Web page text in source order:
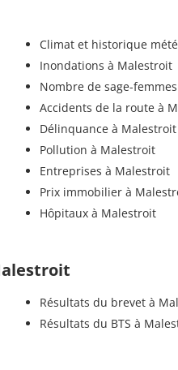
Climat et historique
Inondations à Malestroit
Nombre de sage-
Accidents de la route à
Délinquance à Malestroit
Pollution à Malestroit
Entreprises à Malestroit
Prix immobilier à
Hôpitaux à Malestroit
Résultats du brevet à
Résultats du BTS à